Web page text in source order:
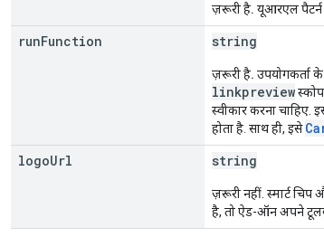
ज़रूरी है. यूआरएल
runFunction string
ज़रूरी है. उपयोगकर्ता के
linkpreview
स्वीकार करना चाहिए.
होता है. साथ ही, इसे
logoUrl string
ज़रूरी नहीं. स्मार्ट
है, तो ऐड-ऑन अपने